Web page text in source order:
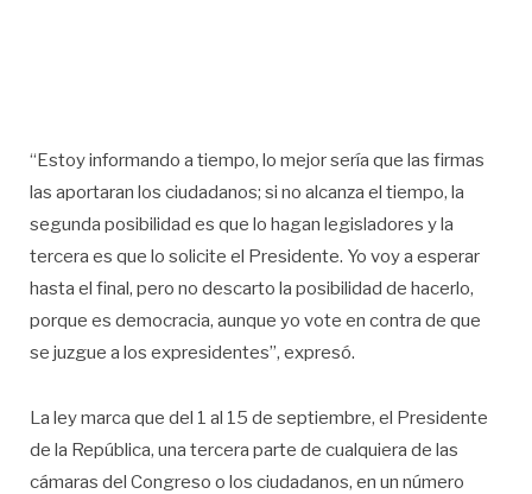
“Estoy informando a tiempo, lo mejor sería que las firmas
las aportaran los ciudadanos; si no alcanza el tiempo, la
segunda posibilidad es que lo hagan legisladores y la
tercera es que lo solicite el Presidente. Yo voy a esperar
hasta el final, pero no descarto la posibilidad de hacerlo,
porque es democracia, aunque yo vote en contra de que
se juzgue a los expresidentes”, expresó.
La ley marca que del 1 al 15 de septiembre, el Presidente
de la República, una tercera parte de cualquiera de las
cámaras del Congreso o los ciudadanos, en un número